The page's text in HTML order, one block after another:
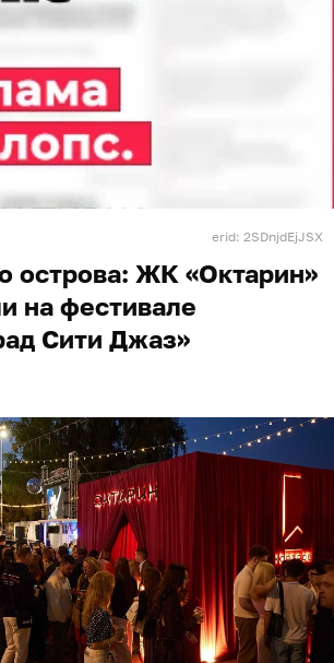
erid: 2SDnjdEjJSX
острова: ЖК «Октарин»
на фестивале
Сити Джаз»